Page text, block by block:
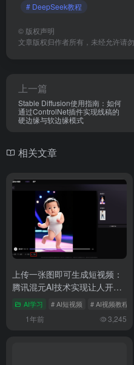
# DeepSeek教程
© 版权声明
文章版权归作者所有，未经允许请勿
上一篇
Stable Diffusion使用指南：如何
通过ControlNet插件实现线稿的
硬边缘与软边缘模式
相关文章
上传一张图即可生成短视频：
腾讯混元AI技术实现让人开口
唱歌与跳舞动作视频
AI学习 # AI短视频 # AI视频教程
1年前 3,245